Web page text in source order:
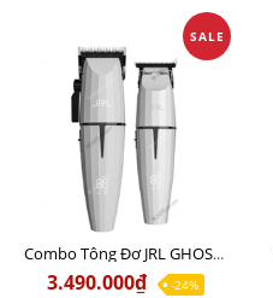
SALE
Combo Tông Đơ JRL GHOST 1 Limited Edition Chính Hãng USA
3.490.000₫ -24%